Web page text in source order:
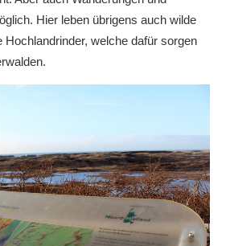
Hier leben übrigens auch wilde
Hochlandrinder, welche dafür sorgen